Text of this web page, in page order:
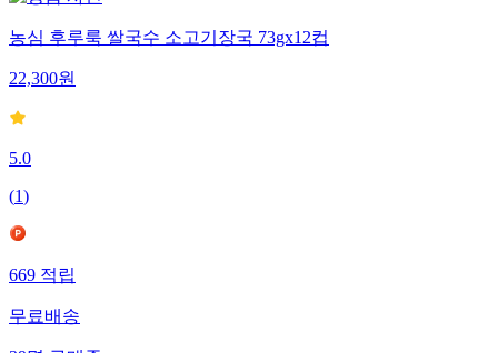
농심 후루룩 쌀국수 소고기장국 73gx12컵
22,300원
5.0
(1)
669적립
무료배송